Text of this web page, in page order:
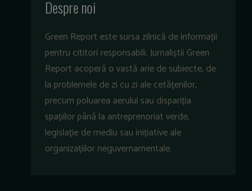
Despre noi
Green Report este sursa zilnică de informații
pentru cititori responsabili. Jurnaliștii Green
Report acoperă o vastă arie de subiecte, de
la problemele de zi cu zi ale cetățenilor,
precum poluarea aerului sau dispariția
spațiilor până la antreprenoriat verde,
legislație de mediu sau inițiative ale
organizațiilor neguvernamentale.